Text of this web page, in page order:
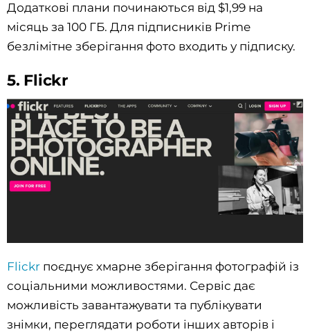
Додаткові плани починаються від $1,99 на
місяць за 100 ГБ. Для підписників Prime
безлімітне зберігання фото входить у підписку.
5. Flickr
Flickr поєднує хмарне зберігання фотографій із
соціальними можливостями. Сервіс дає
можливість завантажувати та публікувати
знімки, переглядати роботи інших авторів і